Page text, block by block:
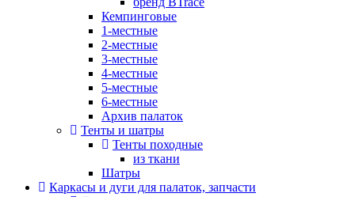
Кемпинговые
1-местные
2-местные
3-местные
4-местные
5-местные
6-местные
Архив палаток
Тенты и шатры
Тенты походные
из ткани
Шатры
Каркасы и дуги для палаток, запчасти